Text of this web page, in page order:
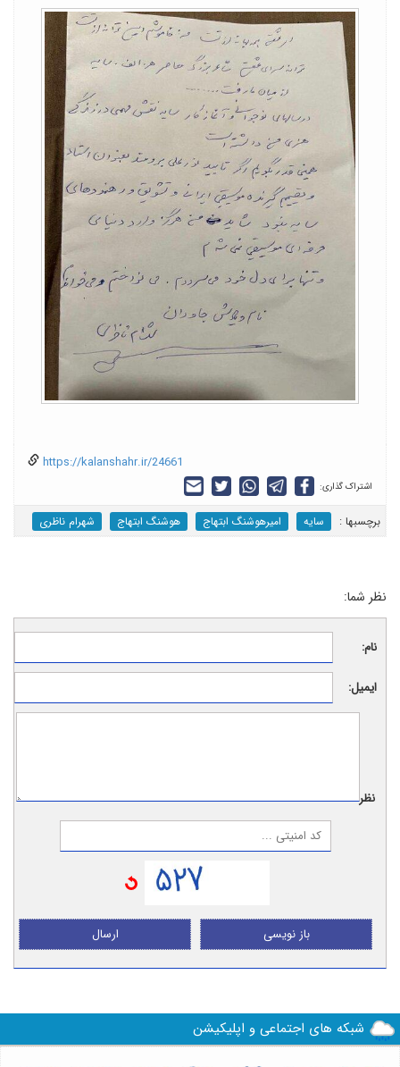
https://kalanshahr.ir/24661
اشتراک گذاری:
برچسب‎ها : سایه امیرهوشنگ ابتهاج هوشنگ ابتهاج شهرام ناظری
نظر شما:
نام:
ایمیل:
نظر:
ارسال باز نویسی
شبکه های اجتماعی و اپلیکیشن